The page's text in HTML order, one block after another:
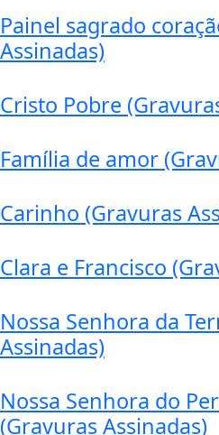
Painel sagrado
Assinadas)
Cristo Pobre
Família de amor
Carinho (Gravuras
Clara e Francisco
Nossa Senhora da
Assinadas)
Nossa Senhora do
(Gravuras Assinadas)